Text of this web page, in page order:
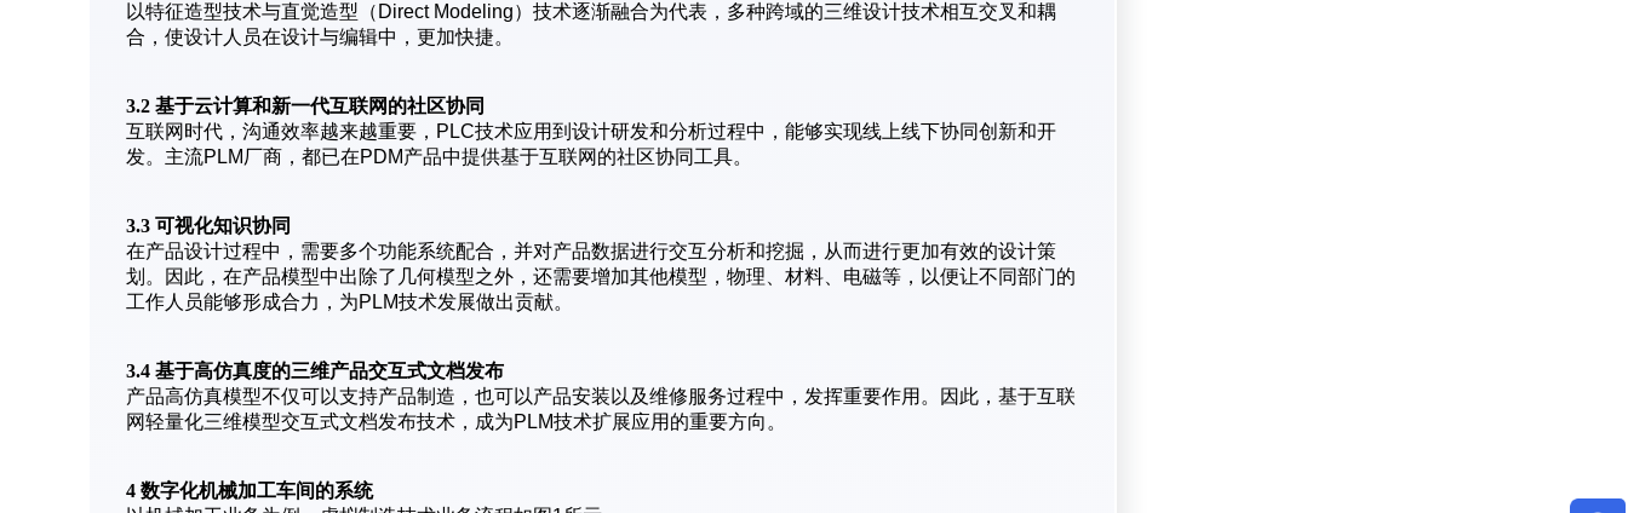
以特征造型技术与直觉造型（Direct Modeling）技术逐渐融合为代表，多种跨域的三维设计技术相互交叉和耦
合，使设计人员在设计与编辑中，更加快捷。
3.2 基于云计算和新一代互联网的社区协同
互联网时代，沟通效率越来越重要，PLC技术应用到设计研发和分析过程中，能够实现线上线下协同创新和开
发。主流PLM厂商，都已在PDM产品中提供基于互联网的社区协同工具。
3.3 可视化知识协同
在产品设计过程中，需要多个功能系统配合，并对产品数据进行交互分析和挖掘，从而进行更加有效的设计策
划。因此，在产品模型中出除了几何模型之外，还需要增加其他模型，物理、材料、电磁等，以便让不同部门的
工作人员能够形成合力，为PLM技术发展做出贡献。
3.4 基于高仿真度的三维产品交互式文档发布
产品高仿真模型不仅可以支持产品制造，也可以产品安装以及维修服务过程中，发挥重要作用。因此，基于互联
网轻量化三维模型交互式文档发布技术，成为PLM技术扩展应用的重要方向。
4 数字化机械加工车间的系统